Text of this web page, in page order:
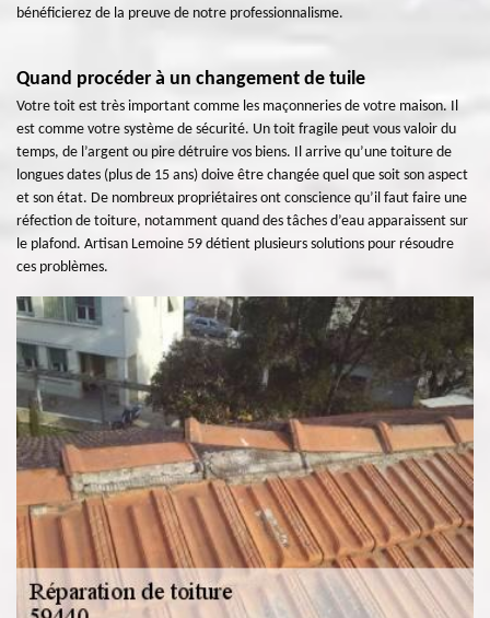
bénéficierez de la preuve de notre professionnalisme.
Quand procéder à un changement de tuile
Votre toit est très important comme les maçonneries de votre maison. Il
est comme votre système de sécurité. Un toit fragile peut vous valoir du
temps, de l’argent ou pire détruire vos biens. Il arrive qu’une toiture de
longues dates (plus de 15 ans) doive être changée quel que soit son aspect
et son état. De nombreux propriétaires ont conscience qu’il faut faire une
réfection de toiture, notamment quand des tâches d’eau apparaissent sur
le plafond. Artisan Lemoine 59 détient plusieurs solutions pour résoudre
ces problèmes.